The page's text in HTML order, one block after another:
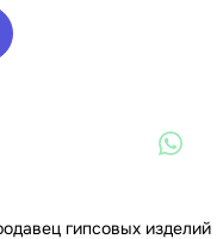
гипсовых изделий